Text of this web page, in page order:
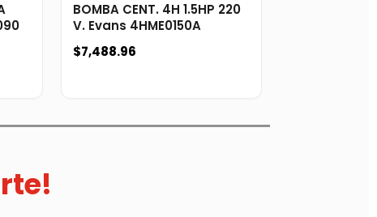
BOMBA CENT. 4H 1.5HP 220
V. Evans 4HME0150A
$7,488.96